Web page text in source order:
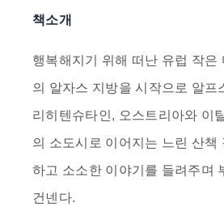
책소개
행복해지기 위해 떠난 유럽 작은
의 알자스 지방을 시작으로 알프
리히텐슈타인, 오스트리아와 이
의 소도시로 이어지는 느린 산책
하고 소소한 이야기를 들려주며
건넨다.